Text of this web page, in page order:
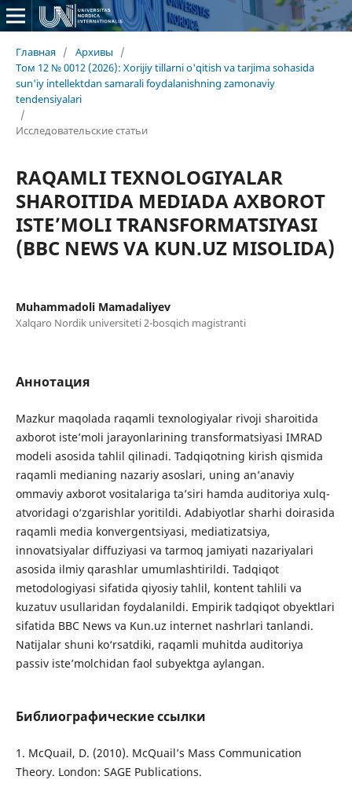
Главная / Архивы
/
Том 12 № 0012 (2026): Xorijiy tillarni o'qitish va tarjima sohasida
sun'iy intellektdan samarali foydalanishning zamonaviy
tendensiyalari
/
Исследовательские статьи
RAQAMLI TEXNOLOGIYALAR
SHAROITIDA MEDIADA AXBOROT
ISTE’MOLI TRANSFORMATSIYASI
(BBC NEWS VA KUN.UZ MISOLIDA)
Muhammadoli Mamadaliyev
Xalqaro Nordik universiteti 2-bosqich magistranti
Аннотация
Mazkur maqolada raqamli texnologiyalar rivoji sharoitida
axborot iste’moli jarayonlarining transformatsiyasi IMRAD
modeli asosida tahlil qilinadi. Tadqiqotning kirish qismida
raqamli medianing nazariy asoslari, uning an’anaviy
ommaviy axborot vositalariga ta’siri hamda auditoriya xulq-
atvoridagi o‘zgarishlar yoritildi. Adabiyotlar sharhi doirasida
raqamli media konvergentsiyasi, mediatizatsiya,
innovatsiyalar diffuziyasi va tarmoq jamiyati nazariyalari
asosida ilmiy qarashlar umumlashtirildi. Tadqiqot
metodologiyasi sifatida qiyosiy tahlil, kontent tahlili va
kuzatuv usullaridan foydalanildi. Empirik tadqiqot obyektlari
sifatida BBC News va Kun.uz internet nashrlari tanlandi.
Natijalar shuni ko‘rsatdiki, raqamli muhitda auditoriya
passiv iste’molchidan faol subyektga aylangan.
Библиографические ссылки
1. McQuail, D. (2010). McQuail’s Mass Communication
Theory. London: SAGE Publications.